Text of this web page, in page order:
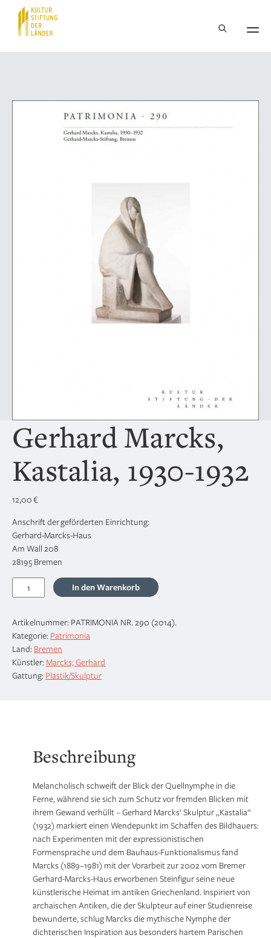
Hauptnavigation
Gerhard Marcks,
Kastalia, 1930-1932
12,00€
Anschrift der geförderten Einrichtung:
Gerhard-Marcks-Haus
Am Wall 208
28195 Bremen
Marcks,
1930-
1932
Menge
In den Warenkorb
Artikelnummer: PATRIMONIA NR. 290 (2014).
Kategorie: Patrimonia
Land: Bremen
Künstler: Marcks; Gerhard
Gattung: Plastik/Skulptur
Beschreibung
Melancholisch schweift der Blick der Quellnymphe in die
Ferne, während sie sich zum Schutz vor fremden Blicken mit
ihrem Gewand verhüllt – Gerhard Marcks‘ Skulptur „Kastalia“
(1932) markiert einen Wendepunkt im Schaffen des Bildhauers:
nach Experimenten mit der expressionistischen
Formensprache und dem Bauhaus-Funktionalismus fand
Marcks (1889–1981) mit der Vorarbeit zur 2002 vom Bremer
Gerhard-Marcks-Haus erworbenen Steinfigur seine neue
künstlerische Heimat im antiken Griechenland. Inspiriert von
archaischen Antiken, die der Skulpteur auf einer Studienreise
bewunderte, schlug Marcks die mythische Nymphe der
dichterischen Inspiration aus besonders hartem Parischen